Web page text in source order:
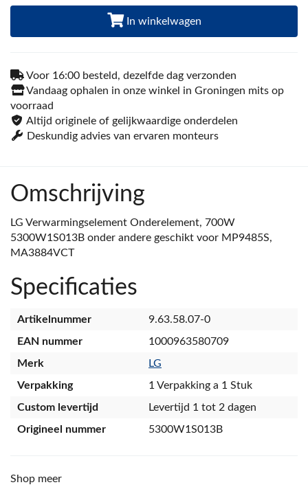
In winkelwagen
Voor 16:00 besteld, dezelfde dag verzonden
Vandaag ophalen in onze winkel in Groningen mits op
voorraad
Altijd originele of gelijkwaardige onderdelen
Deskundig advies van ervaren monteurs
Omschrijving
LG Verwarmingselement Onderelement, 700W
5300W1S013B onder andere geschikt voor MP9485S,
MA3884VCT
Specificaties
Artikelnummer
9.63.58.07-0
EAN nummer
1000963580709
Merk
LG
Verpakking
1 Verpakking a 1 Stuk
Custom levertijd
Levertijd 1 tot 2 dagen
Origineel nummer
5300W1S013B
Shop meer